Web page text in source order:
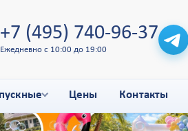
+7 (495) 740-96-37
Ежедневно с 10:00 до 19:00
Цены Контакты